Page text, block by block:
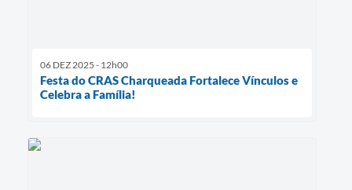
06 DEZ 2025 - 12h00
Festa do CRAS Charqueada Fortalece Vínculos e
Celebra a Família!